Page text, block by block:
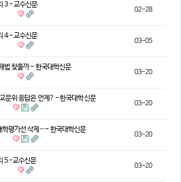
3 - 교수신문
02-28
4 - 교수신문
03-05
법 찾을까 - 한국대학신문
03-20
문위 응답은 언제? - 한국대학신문
03-20
학평가선 삭제…- 한국대학신문
03-20
5 -교수신문
03-20